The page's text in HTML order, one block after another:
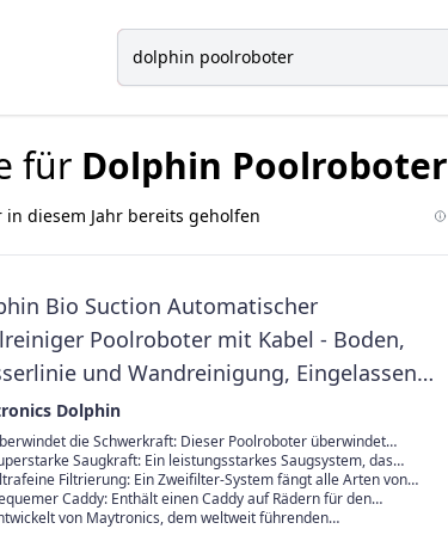
für Dolphin Poolroboter
diesem Jahr bereits geholfen
Bio Suction Automatischer
Poolroboter mit Kabel - Boden,
und Wandreinigung, Eingelassene
bis zu 15 m, Wasserpflege
Dolphin
die Schwerkraft: Dieser Poolroboter überwindet
Hindernis. Er navigiert mühelos über die Pooloberfläche,
Wände hoch und reinigt die Wasserlinie.
Saugkraft: Ein leistungsstarkes Saugsystem, das
Verschmutzungen absaugt, von feinen Partikeln bis hin zu
Blättern, sodass selbt die engsten Ecken makellos sauber
Filtrierung: Ein Zweifilter-System fängt alle Arten von
und kleinen Verunreinigungen in Ihrem Pool auf und lässt sie
zurück ins Poolwasser.
Caddy: Enthält einen Caddy auf Rädern für den
Transport zwischen Pool und Aufbewahrungsort sowie für
von Maytronics, dem weltweit führenden